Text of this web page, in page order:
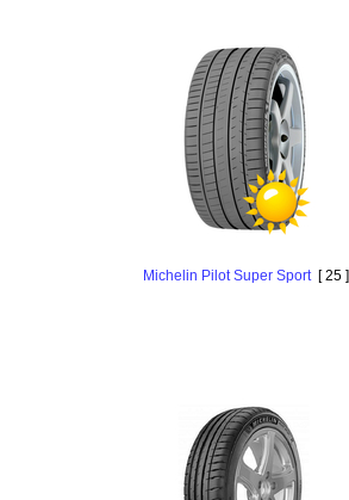
Michelin Pilot Super Sport[ 25 ]